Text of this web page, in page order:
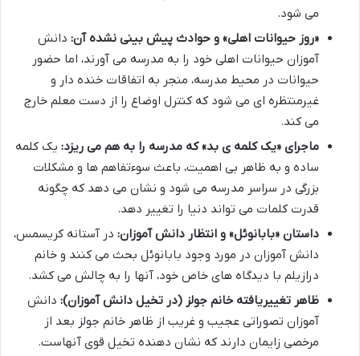
می شود.
«روز حیوانات اهلی» و حوادث پیش بینی نشده آن: دانش
آموزان حیوانات اهلی خود را به مدرسه می آورند، اما حضور
حیوانات در محیط مدرسه، منجر به اتفاقات خنده دار و
غیرمنتظره ای می شود که کنترل اوضاع را از دست معلم خارج
می کند.
ماجرای «یک کلمه ی بد» که مدرسه را به هم می ریزد: یک کلمه
ساده و به ظاهر بی اهمیت، باعث سوءتفاهم ها و مشکلات
بزرگی در سراسر مدرسه می شود و نشان می دهد که چگونه
قدرت کلمات می تواند دنیا را تغییر دهد.
داستان «بابانوئل» و انتظار دانش آموزان: در آستانه کریسمس،
دانش آموزان در مورد وجود بابانوئل بحث می کنند و خانم
درازیلم با دیدگاه های خاص خود، آنها را به چالش می کشد.
ظاهر تغییریافته خانم جولز (در تخیل دانش آموزان): دانش
آموزان تصوراتی عجیب و غریب از ظاهر خانم جولز بعد از
مرخصی زایمان دارند که نشان دهنده تخیل قوی آنهاست.